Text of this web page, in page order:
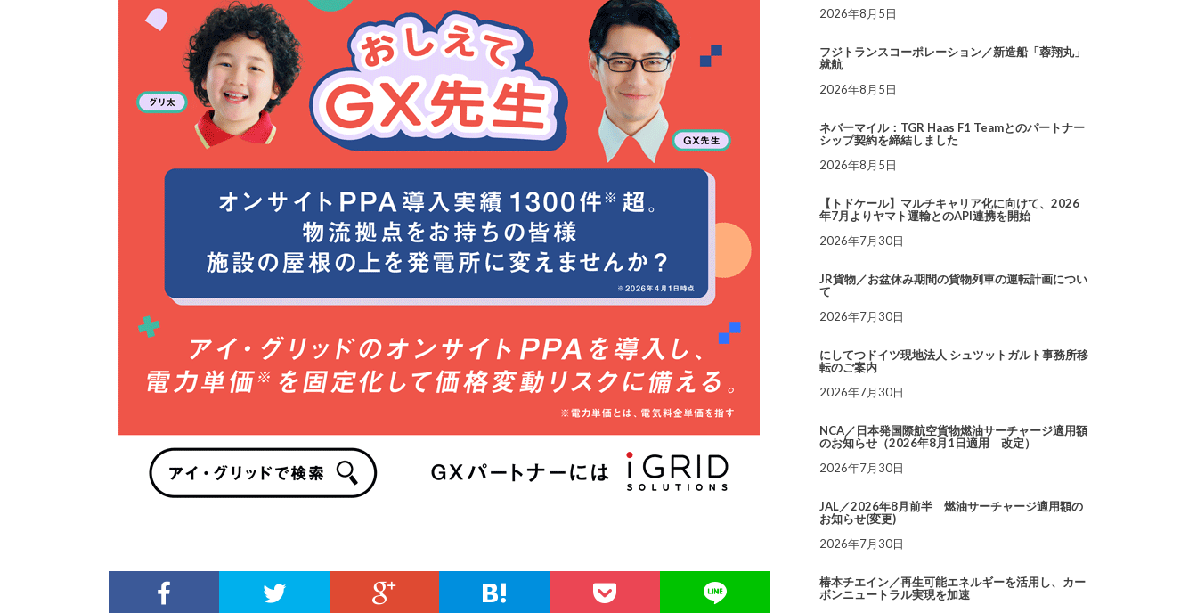
2026年8月5日
フジトランスコーポレーション／新造船「蓉翔丸」
就航
2026年8月5日
ネバーマイル：TGR Haas F1 Teamとのパートナー
シップ契約を締結しました
2026年8月5日
【トドケール】マルチキャリア化に向けて、2026
年7月よりヤマト運輸とのAPI連携を開始
2026年7月30日
JR貨物／お盆休み期間の貨物列車の運転計画につい
て
2026年7月30日
にしてつドイツ現地法人 シュツットガルト事務所移
転のご案内
2026年7月30日
NCA／日本発国際航空貨物燃油サーチャージ適用額
のお知らせ（2026年8月1日適用 改定）
2026年7月30日
JAL／2026年8月前半 燃油サーチャージ適用額の
お知らせ(変更)
2026年7月30日
椿本チエイン／再生可能エネルギーを活用し、カー
ボンニュートラル実現を加速